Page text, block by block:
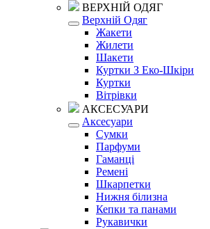
ВЕРХНІЙ ОДЯГ
Верхній Одяг
Жакети
Жилети
Шакети
Куртки З Еко-Шкіри
Куртки
Вітрівки
АКСЕСУАРИ
Аксесуари
Сумки
Парфуми
Гаманці
Ремені
Шкарпетки
Нижня білизна
Кепки та панами
Рукавички